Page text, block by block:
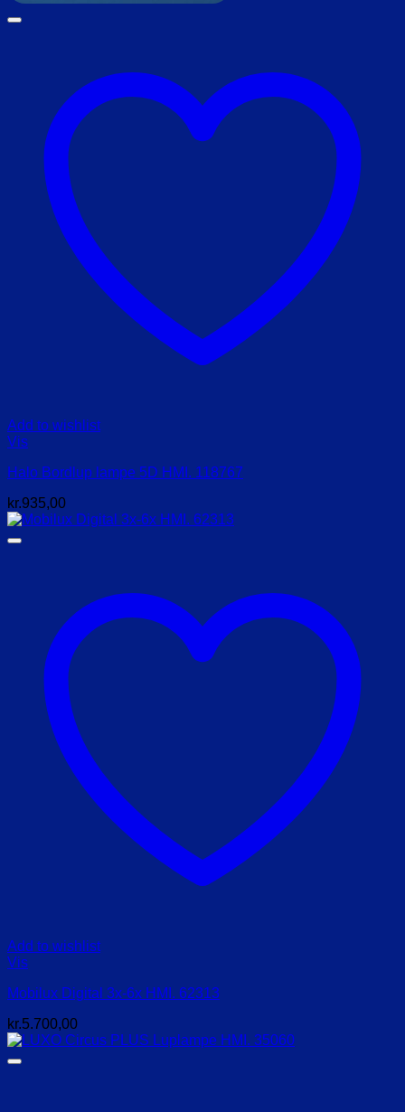
Add to wishlist
Vis
Halo Bordlup lampe 5D HMI. 118767
kr.935,00
Add to wishlist
Vis
Mobilux Digital 3x-6x HMI. 62313
kr.5.700,00